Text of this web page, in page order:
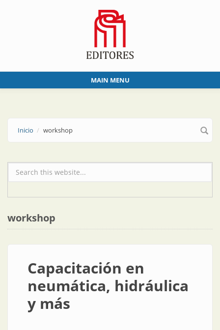
MAIN MENU
Inicio workshop
Formulario de búsqueda
workshop
Capacitación en
neumática, hidráulica
y más